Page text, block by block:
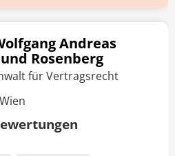
Andreas
Rosenberg
für Vertragsrecht